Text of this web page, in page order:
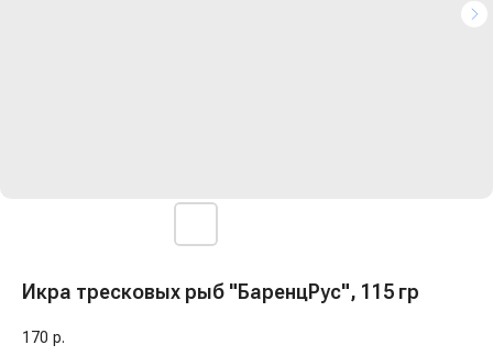
Икра тресковых рыб "БаренцРус", 115 гр
170 р.